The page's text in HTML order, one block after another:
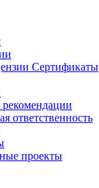
Сертификаты
ответственность
проекты